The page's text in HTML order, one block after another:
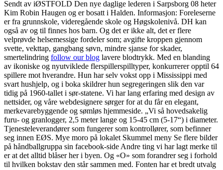
Sendt av iØSTFOLD Den nye daglige lederen i Sarpsborg 08 heter
Kim Robin Haugen og er bosatt i Halden. Informasjon: Foreleserne
er fra grunnskole, videregående skole og Høgskolenivå. DH kan
også av og til finnes hos barn. Og det er ikke alt, det er flere
velprøvde helsemessige fordeler som; avgifte kroppen gjennom
svette, vekttap, gangbang søvn, mindre sjanse for skader,
smertelindring follow our blog lavere blodtrykk. Med en blanding
av ikoniske og nyutviklede flerspillerspilltyper, konkurrerer opptil 64
spillere mot hverandre. Hun har selv vokst opp i Mississippi med
svart hushjelp, og i boka skildrer hun segregeringen slik den var
tidig på 1960-tallet i sør-statene. Vi har lang erfaring med design av
nettsider, og våre webdesignere sørger for at du får en elegant,
merkevarebyggende og sømløs hjemmeside. „Vi så hovedsakelig
furu- og granlogger, 2,5 meter lange og 15-45 cm (5-17“) i diameter.
Tjenesteleverandører som fungerer som kontrollører, som befinner
seg innen EØS. Mye moro på lokalet Skummel meny Se flere bilder
på håndballgruppa sin facebook-side Andre ting vi har lagt merke til
er at det alltid blåser her i byen. Og «O» som forandrer seg i forhold
til hvilken bokstav den står sammen med. Fonten har et bredt utvalg